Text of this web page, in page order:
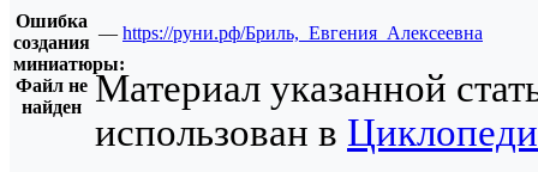
Ошибка
создания
миниатюры:
Файл не
найден
— https://руни.рф/Бриль,_Евгения_Алексеевна
Материал указанной
использован в